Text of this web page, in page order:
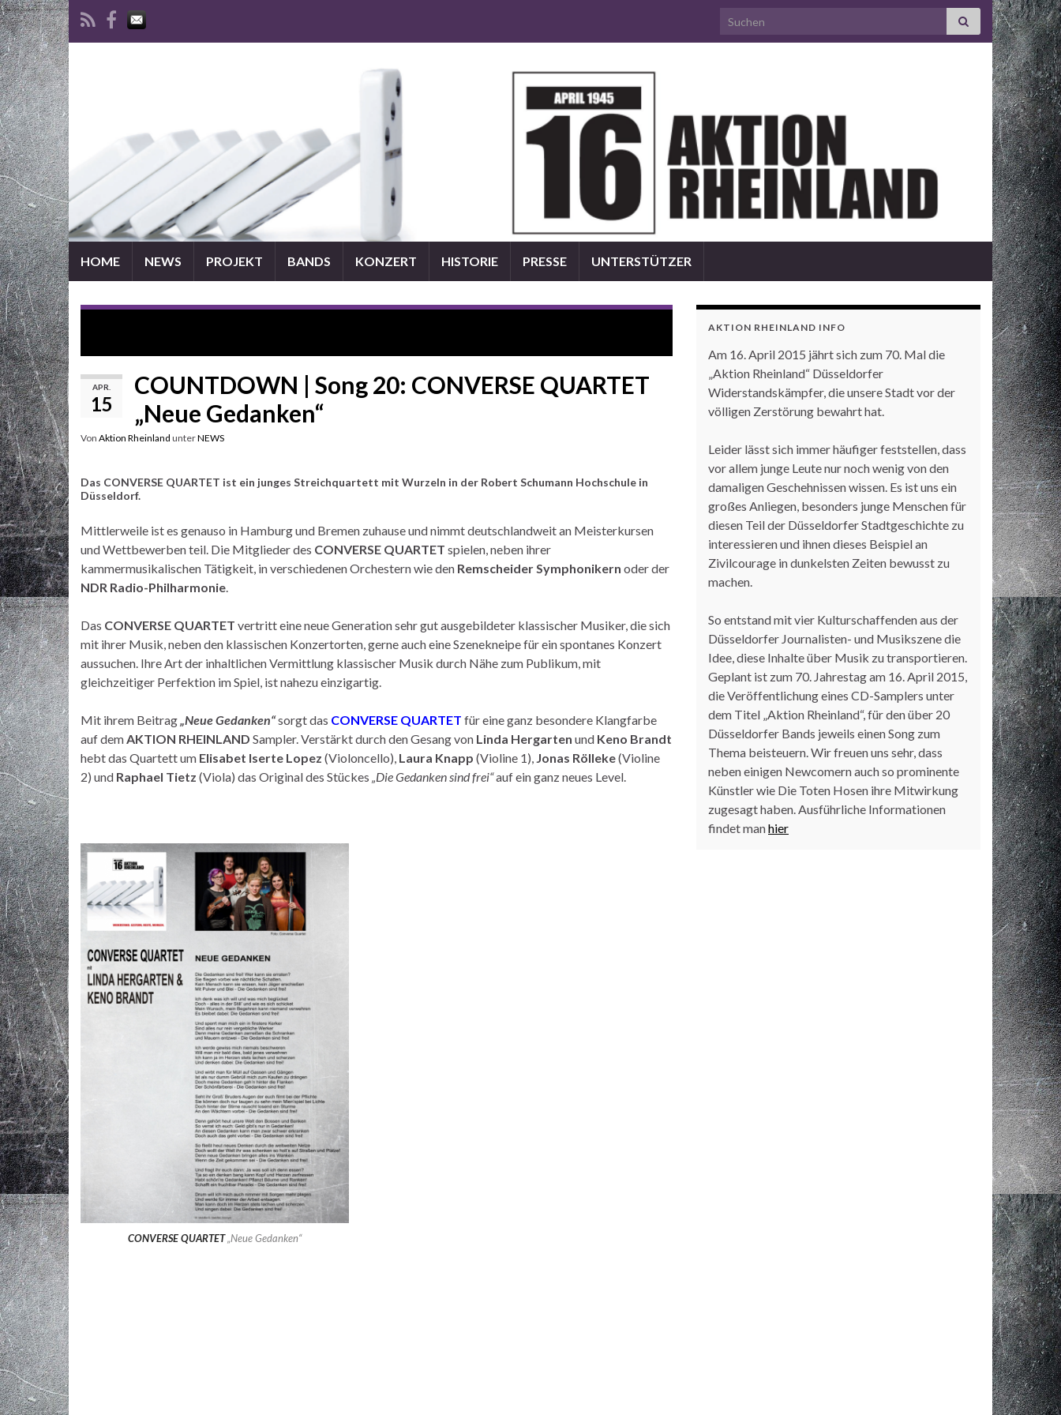
Search for:
HOME NEWS PROJEKT BANDS KONZERT HISTORIE PRESSE UNTERSTÜTZER
APR.
15
COUNTDOWN | Song 20: CONVERSE QUARTET
„Neue Gedanken“
Von Aktion Rheinland unterNEWS
Das CONVERSE QUARTET ist ein junges Streichquartett mit Wurzeln in der Robert Schumann Hochschule in
Düsseldorf.
Mittlerweile ist es genauso in Hamburg und Bremen zuhause und nimmt deutschlandweit an Meisterkursen
und Wettbewerben teil. Die Mitglieder des CONVERSE QUARTET spielen, neben ihrer
kammermusikalischen Tätigkeit, in verschiedenen Orchestern wie den Remscheider Symphonikern oder der
NDR Radio-Philharmonie.
Das CONVERSE QUARTET vertritt eine neue Generation sehr gut ausgebildeter klassischer Musiker, die sich
mit ihrer Musik, neben den klassischen Konzertorten, gerne auch eine Szenekneipe für ein spontanes Konzert
aussuchen. Ihre Art der inhaltlichen Vermittlung klassischer Musik durch Nähe zum Publikum, mit
gleichzeitiger Perfektion im Spiel, ist nahezu einzigartig.
Mit ihrem Beitrag„Neue Gedanken“sorgt das CONVERSE QUARTET für eine ganz besondere Klangfarbe
auf demAKTION RHEINLAND Sampler. Verstärkt durch den Gesang von Linda Hergarten und Keno Brandt
hebt das Quartett um Elisabet Iserte Lopez (Violoncello), Laura Knapp (Violine 1), Jonas Rölleke(Violine
2) und Raphael Tietz (Viola) das Original des Stückes „Die Gedanken sind frei“auf ein ganz neues Level.
CONVERSE QUARTET„Neue Gedanken“
AKTION RHEINLAND INFO
Am 16. April 2015 jährt sich zum 70. Mal die
„Aktion Rheinland“ Düsseldorfer
Widerstandskämpfer, die unsere Stadt vor der
völligen Zerstörung bewahrt hat.
Leider lässt sich immer häufiger feststellen, dass
vor allem junge Leute nur noch wenig von den
damaligen Geschehnissen wissen. Es ist uns ein
großes Anliegen, besonders junge Menschen für
diesen Teil der Düsseldorfer Stadtgeschichte zu
interessieren und ihnen dieses Beispiel an
Zivilcourage in dunkelsten Zeiten bewusst zu
machen.
So entstand mit vier Kulturschaffenden aus der
Düsseldorfer Journalisten- und Musikszene die
Idee, diese Inhalte über Musik zu transportieren.
Geplant ist zum 70. Jahrestag am 16. April 2015,
die Veröffentlichung eines CD-Samplers unter
dem Titel „Aktion Rheinland“, für den über 20
Düsseldorfer Bands jeweils einen Song zum
Thema beisteuern. Wir freuen uns sehr, dass
neben einigen Newcomern auch so prominente
Künstler wie Die Toten Hosen ihre Mitwirkung
zugesagt haben. Ausführliche Informationen
findet manhier